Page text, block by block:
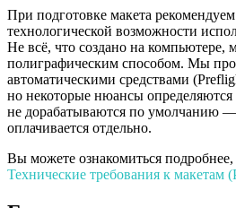
При подготовке макета рекомендуем
технологической возможности
Не всё, что создано на компьютере,
полиграфическим способом. Мы
автоматическими средствами
но некоторые нюансы
не дорабатываются по умолчанию —
оплачивается отдельно.
Вы можете ознакомиться подробнее,
Технические требования к макетам